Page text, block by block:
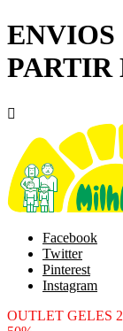
ENVIOS
PARTIR

Facebook
Twitter
Pinterest
Instagram
OUTLET GELES